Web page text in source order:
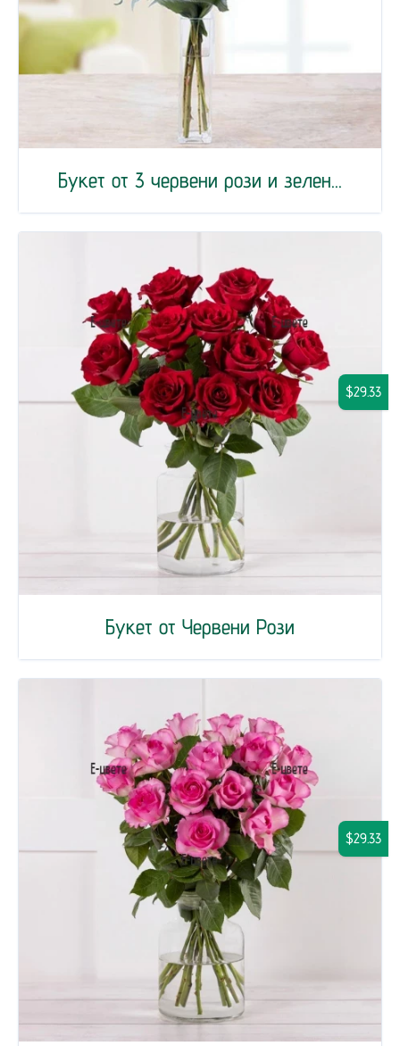
Букет от 3 червени рози и зелен...
Букет от Червени Рози
$29.33
$29.33